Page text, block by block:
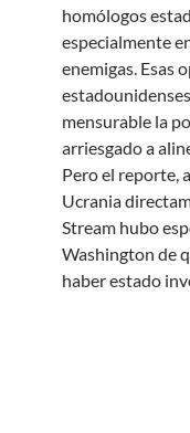
homólogos
especialmente
enemigas. Esas
mensurable la
arriesgado a
Pero el reporte,
Ucrania
Stream hubo
Washington de
haber estado